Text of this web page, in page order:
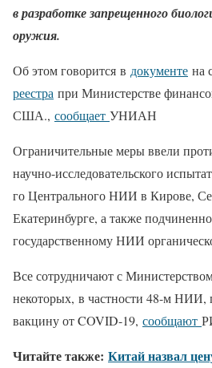
в разработке запрещенного
оружия.
Об этом говорится в документе на
реестра при Министерстве
США., сообщает УНИАН
Ограничительные меры ввели
научно-исследовательского
го Центрального НИИ в Кирове,
Екатеринбурге, а также
государственному НИИ
Все сотрудничают с
некоторых, в частности 48-м НИИ,
вакцину от COVID-19, сообщают
Читайте также: Китай назвал